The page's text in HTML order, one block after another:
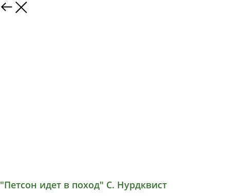
"Петсон идет в поход" С. Нурдквист